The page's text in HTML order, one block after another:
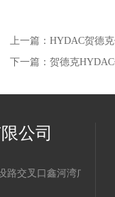
上一篇： HYDAC贺德
下一篇： 贺德克
公司
交叉口鑫河湾广场